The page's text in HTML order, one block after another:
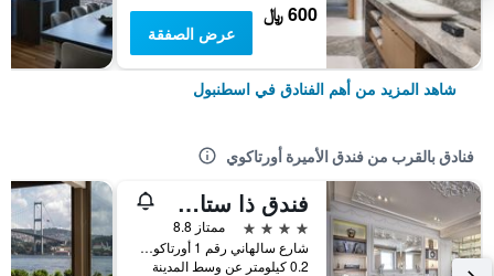
600 ﷼
عرض الصفقة
شاهد المزيد من أهم الفنادق في اسطنبول
فنادق بالقرب من فندق الأميرة أورتاكوي
فندق ذا ستاي بوسفوروس
4 نجوم
ممتاز 8.8
شارع سالهاني رقم 1 أورتاكوي, اسطنبول, تركيا
0.2 كيلومتر عن وسط المدينة